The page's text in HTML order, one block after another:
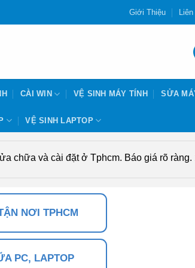
Giới Thiệu
CÀI WIN VỆ SINH MÁY TÍNH SỬA
VỆ SINH LAPTOP
chữa và cài đặt ở Tphcm. Báo giá rõ
NƠI TPHCM
PC, LAPTOP